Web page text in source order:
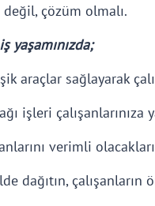
çözüm olmalı.
araçlar sağlayarak
işleri çalışanlarınıza
verimli
dağıtın, çalışanların